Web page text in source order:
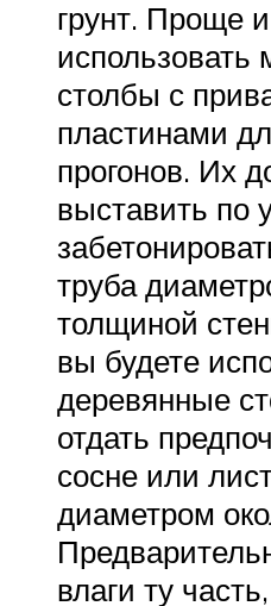
грунт. Проще
использовать
столбы с
пластинами
прогонов. Их
выставить по
труба
толщиной
вы будете
деревянные
отдать
сосне или
диаметром
влаги ту